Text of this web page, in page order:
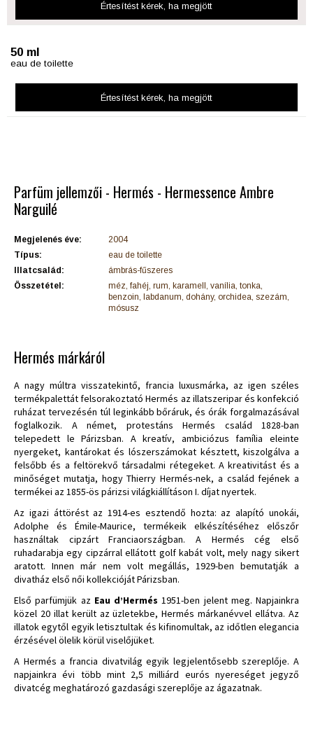
Értesítést kérek, ha megjött
50 ml
eau de toilette
Értesítést kérek, ha megjött
Parfüm jellemzői - Hermés - Hermessence Ambre
Narguilé
Megjelenés éve:
2004
Típus:
eau de toilette
Illatcsalád:
ámbrás-fűszeres
Összetétel:
méz, fahéj, rum, karamell, vanília, tonka,
benzoin, labdanum, dohány, orchidea, szezám,
mósusz
Hermés márkáról
A nagy múltra visszatekintő, francia luxusmárka, az igen széles
termékpalettát felsorakoztató Hermés az illatszeripar és konfekció
ruházat tervezésén túl leginkább bőráruk, és órák forgalmazásával
foglalkozik. A német, protestáns Hermés család 1828-ban
telepedett le Párizsban. A kreatív, ambiciózus família eleinte
nyergeket, kantárokat és lószerszámokat késztett, kiszolgálva a
felsőbb és a feltörekvő társadalmi rétegeket. A kreativitást és a
minőséget mutatja, hogy Thierry Hermés-nek, a család fejének a
termékei az 1855-ös párizsi világkiállításon I. díjat nyertek.
Az igazi áttörést az 1914-es esztendő hozta: az alapító unokái,
Adolphe és Émile-Maurice, termékeik elkészítéséhez előszőr
használtak cipzárt Franciaországban. A Hermés cég első
ruhadarabja egy cipzárral ellátott golf kabát volt, mely nagy sikert
aratott. Innen már nem volt megállás, 1929-ben bemutatják a
divatház első női kollekcióját Párizsban.
Első parfümjük az Eau d’Hermés 1951-ben jelent meg. Napjainkra
közel 20 illat került az üzletekbe, Hermés márkanévvel ellátva. Az
illatok egytől egyik letisztultak és kifinomultak, az időtlen elegancia
érzésével ölelik körül viselőjüket.
A Hermés a francia divatvilág egyik legjelentősebb szereplője. A
napjainkra évi több mint 2,5 milliárd eurós nyereséget jegyző
divatcég meghatározó gazdasági szereplője az ágazatnak.